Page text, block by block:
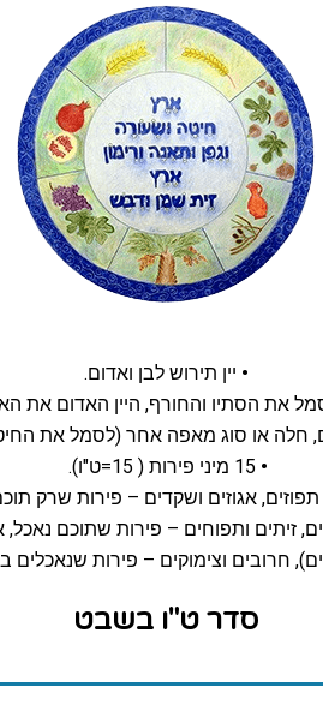
• יין תירוש לבן ואדום.
את הסתיו והחורף, היין האדום את
חלה או סוג מאפה אחר (לסמל את
•
תפוזים, אגוזים ושקדים – פירות שרק
זיתים ותפוחים – פירות שתוכם
חרובים וצימוקים – פירות
סדר ט"ו בשבט